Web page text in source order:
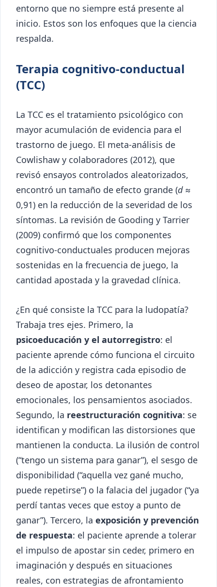
entorno que no siempre está presente al
inicio. Estos son los enfoques que la ciencia
respalda.
Terapia cognitivo-conductual
(TCC)
La TCC es el tratamiento psicológico con
mayor acumulación de evidencia para el
trastorno de juego. El meta-análisis de
Cowlishaw y colaboradores (2012), que
revisó ensayos controlados aleatorizados,
encontró un tamaño de efecto grande (d≈
0,91) en la reducción de la severidad de los
síntomas. La revisión de Gooding y Tarrier
(2009) confirmó que los componentes
cognitivo-conductuales producen mejoras
sostenidas en la frecuencia de juego, la
cantidad apostada y la gravedad clínica.
¿En qué consiste la TCC para la ludopatía?
Trabaja tres ejes. Primero, la
psicoeducación y el autorregistro: el
paciente aprende cómo funciona el circuito
de la adicción y registra cada episodio de
deseo de apostar, los detonantes
emocionales, los pensamientos asociados.
Segundo, la reestructuración cognitiva: se
identifican y modifican las distorsiones que
mantienen la conducta. La ilusión de control
(“tengo un sistema para ganar”), el sesgo de
disponibilidad (“aquella vez gané mucho,
puede repetirse”) o la falacia del jugador (“ya
perdí tantas veces que estoy a punto de
ganar”). Tercero, la exposición y prevención
de respuesta: el paciente aprende a tolerar
el impulso de apostar sin ceder, primero en
imaginación y después en situaciones
reales, con estrategias de afrontamiento